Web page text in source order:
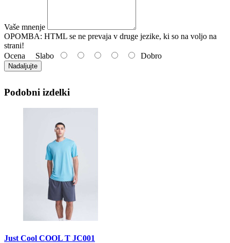
Vaše mnenje
OPOMBA: HTML se ne prevaja v druge jezike, ki so na voljo na
strani!
Ocena Slabo Dobro
Nadaljujte
Podobni izdelki
Just Cool COOL T JC001